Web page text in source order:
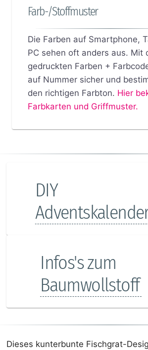
Farb-/Stoffmuster
Die Farben auf Smartphone,
PC sehen oft anders aus. Mit
gedruckten Farben +
auf Nummer sicher und
den richtigen Farbton. Hier
Farbkarten und Griffmuster.
DIY
Infos's zum
Baumwollstoff
Dieses kunterbunte Fischgrat-